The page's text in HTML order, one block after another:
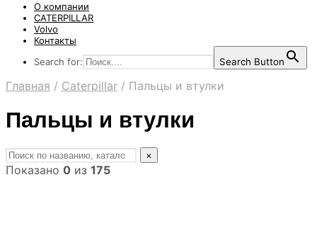
О компании
CATERPILLAR
Volvo
Контакты
Search for:
Search Button
Главная / Caterpillar / Пальцы и втулки
Пальцы и втулки
×
Показано 0 из 175